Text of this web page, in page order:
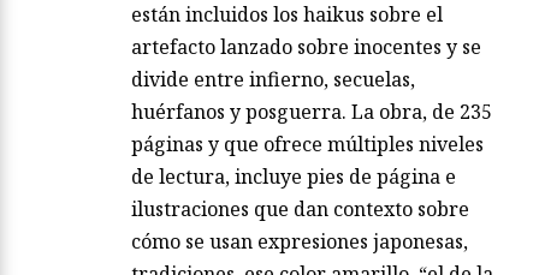
están incluidos los haikus sobre el
artefacto lanzado sobre inocentes y se
divide entre infierno, secuelas,
huérfanos y posguerra. La obra, de 235
páginas y que ofrece múltiples niveles
de lectura, incluye pies de página e
ilustraciones que dan contexto sobre
cómo se usan expresiones japonesas,